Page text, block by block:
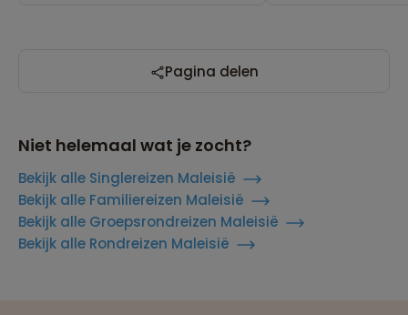
Pagina delen
Niet helemaal wat je zocht?
Bekijk alle Singlereizen Maleisië
Bekijk alle Familiereizen Maleisië
Bekijk alle Groepsrondreizen Maleisië
Bekijk alle Rondreizen Maleisië
Reizen met oog voor mens, cultuur en milieu